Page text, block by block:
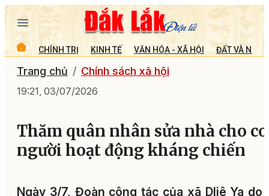
CHÍNH TRỊ KINH TẾ VĂN HÓA - XÃ HỘI ĐẤT VÀ
Trang chủ Chính sách xã hội
19:21, 03/07/2026
Thăm quân nhân sửa nhà cho
người hoạt động kháng chiến
Ngày 3/7, Đoàn công tác của xã Dliê Ya do